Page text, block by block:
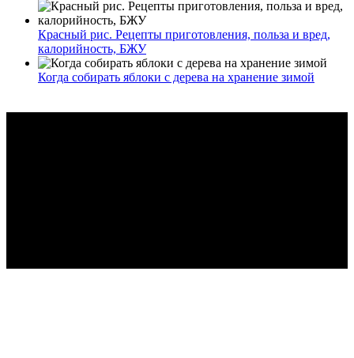
Красный рис. Рецепты приготовления, польза и вред,
калорийность, БЖУ
Когда собирать яблоки с дерева на хранение зимой